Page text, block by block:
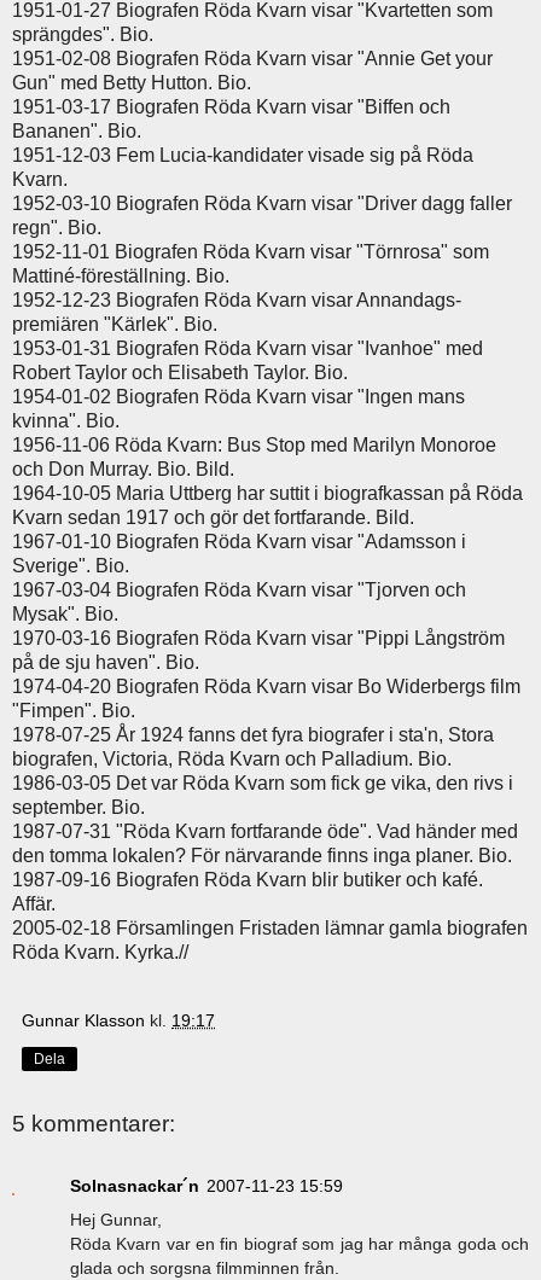
1951-01-27 Biografen Röda Kvarn visar "Kvartetten som
sprängdes". Bio.
1951-02-08 Biografen Röda Kvarn visar "Annie Get your
Gun" med Betty Hutton. Bio.
1951-03-17 Biografen Röda Kvarn visar "Biffen och
Bananen". Bio.
1951-12-03 Fem Lucia-kandidater visade sig på Röda
Kvarn.
1952-03-10 Biografen Röda Kvarn visar "Driver dagg faller
regn". Bio.
1952-11-01 Biografen Röda Kvarn visar "Törnrosa" som
Mattiné-föreställning. Bio.
1952-12-23 Biografen Röda Kvarn visar Annandags-
premiären "Kärlek". Bio.
1953-01-31 Biografen Röda Kvarn visar "Ivanhoe" med
Robert Taylor och Elisabeth Taylor. Bio.
1954-01-02 Biografen Röda Kvarn visar "Ingen mans
kvinna". Bio.
1956-11-06 Röda Kvarn: Bus Stop med Marilyn Monoroe
och Don Murray. Bio. Bild.
1964-10-05 Maria Uttberg har suttit i biografkassan på Röda
Kvarn sedan 1917 och gör det fortfarande. Bild.
1967-01-10 Biografen Röda Kvarn visar "Adamsson i
Sverige". Bio.
1967-03-04 Biografen Röda Kvarn visar "Tjorven och
Mysak". Bio.
1970-03-16 Biografen Röda Kvarn visar "Pippi Långström
på de sju haven". Bio.
1974-04-20 Biografen Röda Kvarn visar Bo Widerbergs film
"Fimpen". Bio.
1978-07-25 År 1924 fanns det fyra biografer i sta'n, Stora
biografen, Victoria, Röda Kvarn och Palladium. Bio.
1986-03-05 Det var Röda Kvarn som fick ge vika, den rivs i
september. Bio.
1987-07-31 "Röda Kvarn fortfarande öde". Vad händer med
den tomma lokalen? För närvarande finns inga planer. Bio.
1987-09-16 Biografen Röda Kvarn blir butiker och kafé.
Affär.
2005-02-18 Församlingen Fristaden lämnar gamla biografen
Röda Kvarn. Kyrka.//
Gunnar Klasson kl. 19:17
Dela
5 kommentarer:
Solnasnackar´n 2007-11-23 15:59
Hej Gunnar,
Röda Kvarn var en fin biograf som jag har många goda och
glada och sorgsna filmminnen från.